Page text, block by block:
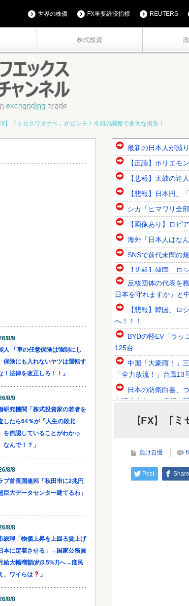
株式投資
世界の株価 FX重要経済指標 REUTERS
】「ミセスワタナベ」がピンチ！今回の調整で多大な損失！
最新の日本人が減
【正論】ホリエモ
【悲報】太鼓の達
【悲報】日本円、
シカ「ヒマワリ全
【画像あり】ロピ
海外「日本人はな
SNSで前代未聞の
【悲報】韓国、ロ
韓国人「日本の甲
韓国人「韓国のイ
韓国人「30年前か
Powered by livedoor 相
反核団体の代表を
日本を守れますか」と
【悲報】韓国、ロ
へ！！！
BYDの軽EV「ラ
125台
中国「大豪雨！」
「全力放流！」台風13
日本の防衛白書、
を語る本なのに表紙が
高市首相、公用車
ーSUVに変更ｗｗｗｗ
Powered by livedoor 相
【FX】「
負け自慢 6
Post Share
8/9
人 「車の任意保険は強制にし
保険にも入れないヤツは運転す
！法律を改正しろ！！」
8/9
研究機関「株式投資家の若者を
したら64％が『人生の敗北
を自認していることがわかっ
なんで！？」
8/8
ブ首長国連邦「秋田市に2兆円
巨大データセンター建てるわ」
8/8
総理「物価上昇を上回る賃上げ
本に定着させる」→国家公務員
給大幅増額(約3.5%⤴)へ→庶民
、ワイらは
」
8/8